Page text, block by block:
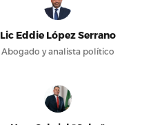
Lic Eddie López Serrano
Abogado y analista político